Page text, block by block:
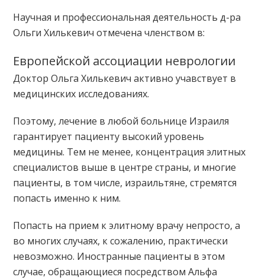
Научная и профессиональная деятельность д-ра
Ольги Хилькевич отмечена членством в:
Европейской ассоциации неврологии
Доктор Ольга Хилькевич активно учавствует в
медицинских исследованиях.
Поэтому, лечение в любой больнице Израиля
гарантирует пациенту высокий уровень
медицины. Тем не менее, концентрация элитных
специалистов выше в центре страны, и многие
пациенты, в том числе, израильтяне, стремятся
попасть именно к ним.
Попасть на прием к элитному врачу непросто, а
во многих случаях, к сожалению, практически
невозможно. Иностранные пациенты в этом
случае, обращающиеся посредством Альфа